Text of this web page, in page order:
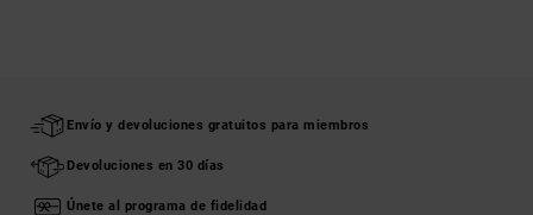
Envío y devoluciones gratuitos para miembros
Devoluciones en 30 días
Únete al programa de fidelidad